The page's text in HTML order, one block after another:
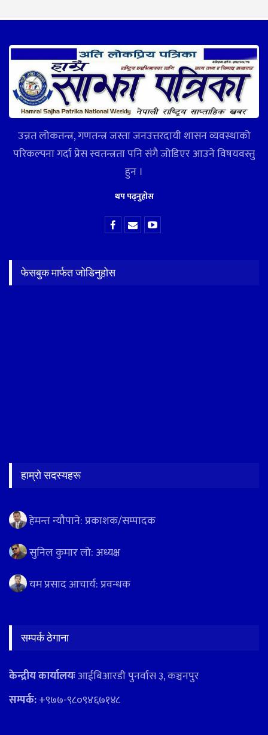
उन्नत लोकतन्त्र, गणतन्त्र जस्ता जनउत्तरदायी शासन व्यवस्थाको
परिकल्पना गर्दा प्रेस स्वतन्त्रता पनि संगै जोडिएर आउने विषयवस्तु
हुन ।
थप पढ्नुहोस
फेसबुक मार्फत जोडिनुहोस
हाम्रो सदस्यहरू
हेमन्त न्यौपाने: प्रकाशक/सम्पादक
सुनिल कुमार लो: अध्यक्ष
यम प्रसाद आचार्य: प्रवन्धक
सम्पर्क ठेगाना
केन्द्रीय कार्यालयःआईबिआरडी पुनर्वास ३, कञ्चनपुर
सम्पर्क:+९७७-९८०९४६७१४८